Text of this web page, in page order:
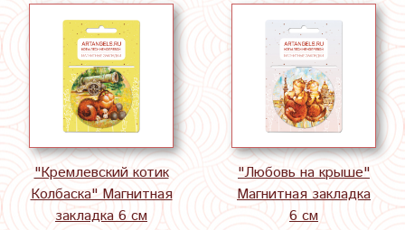
"Кремлевский котик
Колбаска" Магнитная
закладка 6 см
"Любовь на крыше"
Магнитная закладка
6 см